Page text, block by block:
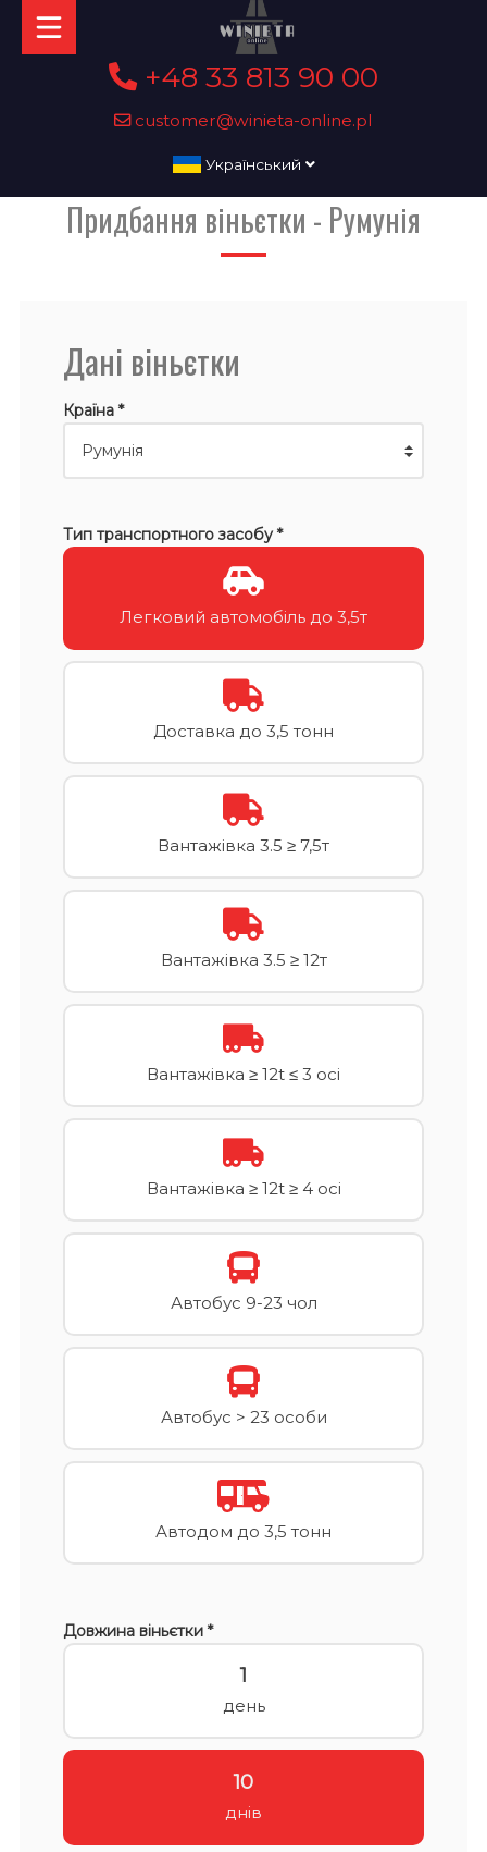
+48 33 813 90 00
customer@winieta-online.pl
Український
Придбання віньєтки - Румунія
Дані віньєтки
Країна *
Тип транспортного засобу *
Легковий автомобіль до 3,5т
Доставка до 3,5 тонн
Вантажівка 3.5 ≥ 7,5т
Вантажівка 3.5 ≥ 12т
Вантажівка ≥ 12t ≤ 3 осі
Вантажівка ≥ 12t ≥ 4 осі
Автобус 9-23 чол
Автобус > 23 особи
Автодом до 3,5 тонн
Довжина віньєтки *
1
день
10
днів